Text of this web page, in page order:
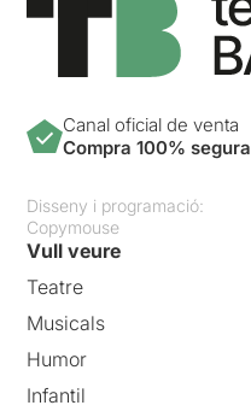
Canal oficial de venta
Compra 100% segura
Disseny i programació:
Copymouse
Vull veure
Teatre
Musicals
Humor
Infantil